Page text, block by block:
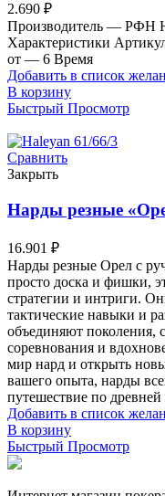
2.690 ₽
Производитель — РФН
Характеристики
от — 6 Время
Добавить в список
В корзину
Быстрый Просмотр
Сравнить
Закрыть
Нарды резные
16.901 ₽
Нарды резные Орел с
просто доска и фишки,
стратегии и интриги.
тактические навыки и
объединяют поколения,
соревнования и
мир нард и открыть
вашего опыта, нарды
путешествие по древней
Добавить в список
В корзину
Быстрый Просмотр